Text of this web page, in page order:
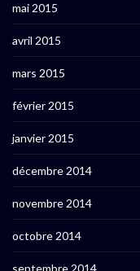
mai 2015
avril 2015
mars 2015
février 2015
janvier 2015
décembre 2014
novembre 2014
octobre 2014